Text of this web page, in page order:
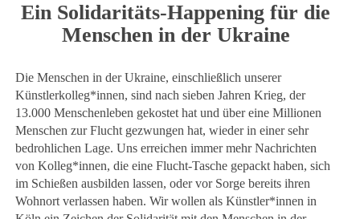
Ein Solidaritäts-Happening für die
Menschen in der Ukraine
Die Menschen in der Ukraine, einschließlich unserer
Künstlerkolleg*innen, sind nach sieben Jahren Krieg, der
13.000 Menschenleben gekostet hat und über eine Millionen
Menschen zur Flucht gezwungen hat, wieder in einer sehr
bedrohlichen Lage. Uns erreichen immer mehr Nachrichten
von Kolleg*innen, die eine Flucht-Tasche gepackt haben, sich
im Schießen ausbilden lassen, oder vor Sorge bereits ihren
Wohnort verlassen haben. Wir wollen als Künstler*innen in